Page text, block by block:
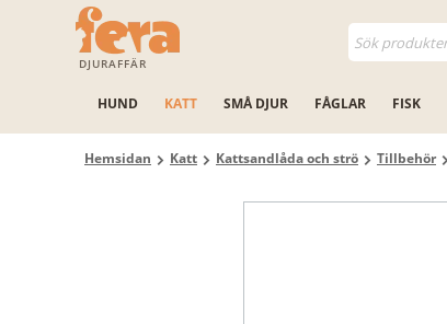
DJURAFFÄR
HUND KATT SMÅ DJUR FÅGLAR FISK
Hemsidan Katt Kattsandlåda och strö Tillbehör